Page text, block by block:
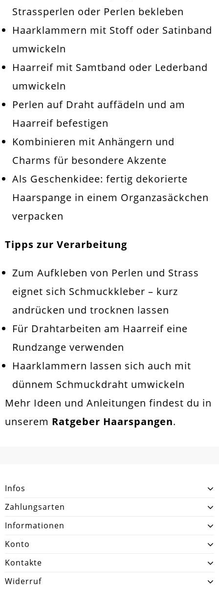
Strassperlen oder Perlen bekleben
Haarklammern mit Stoff oder Satinband
umwickeln
Haarreif mit Samtband oder Lederband
umwickeln
Perlen auf Draht auffädeln und am
Haarreif befestigen
Kombinieren mit Anhängern und
Charms für besondere Akzente
Als Geschenkidee: fertig dekorierte
Haarspange in einem Organzasäckchen
verpacken
Tipps zur Verarbeitung
Zum Aufkleben von Perlen und Strass
eignet sich Schmuckkleber – kurz
andrücken und trocknen lassen
Für Drahtarbeiten am Haarreif eine
Rundzange verwenden
Haarklammern lassen sich auch mit
dünnem Schmuckdraht umwickeln
Mehr Ideen und Anleitungen findest du in
unserem Ratgeber Haarspangen.
Infos
Zahlungsarten
Informationen
Konto
Kontakte
Widerruf